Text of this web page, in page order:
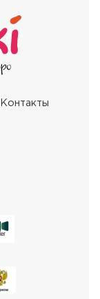
Контакты